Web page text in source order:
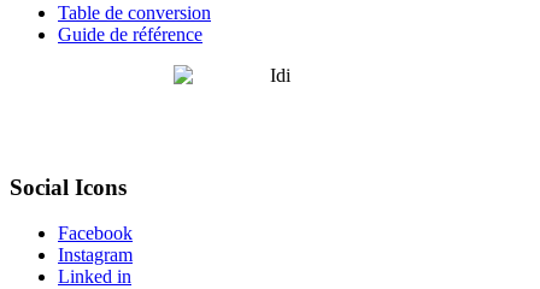
Table de conversion
Guide de référence
Social Icons
Facebook
Instagram
Linked in